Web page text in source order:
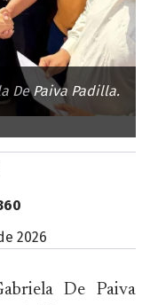
De Paiva Padilla.
2026
De Paiva